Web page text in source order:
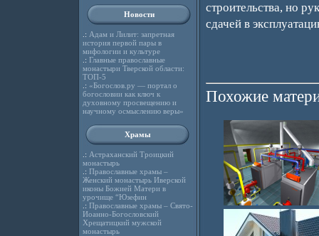
Новости
.: Адам и Лилит: запретная
история первой пары в
мифологии и культуре
.: Главные православные
монастыри Тверской области:
ТОП-5
.: «Богослов.ру — портал о
богословии как ключ к
духовному просвещению и
научному осмыслению веры»
Храмы
.: Астраханский Троицкий
монастырь
.: Православные храмы –
Женский монастырь Иверской
иконы Божией Матери в
урочище “Юзефин
.: Православные храмы – Свято-
Иоанно-Богословский
Хрещатицкий мужской
монастырь
строительства, но
сдачей в
Похожие